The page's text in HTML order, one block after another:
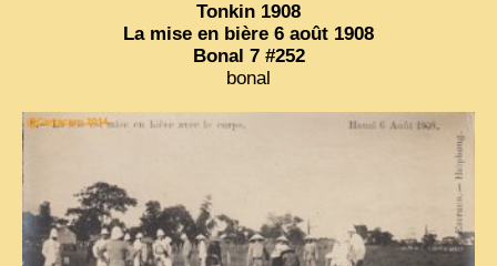
Tonkin 1908
La mise en bière 6 août 1908
Bonal 7 #252
bonal